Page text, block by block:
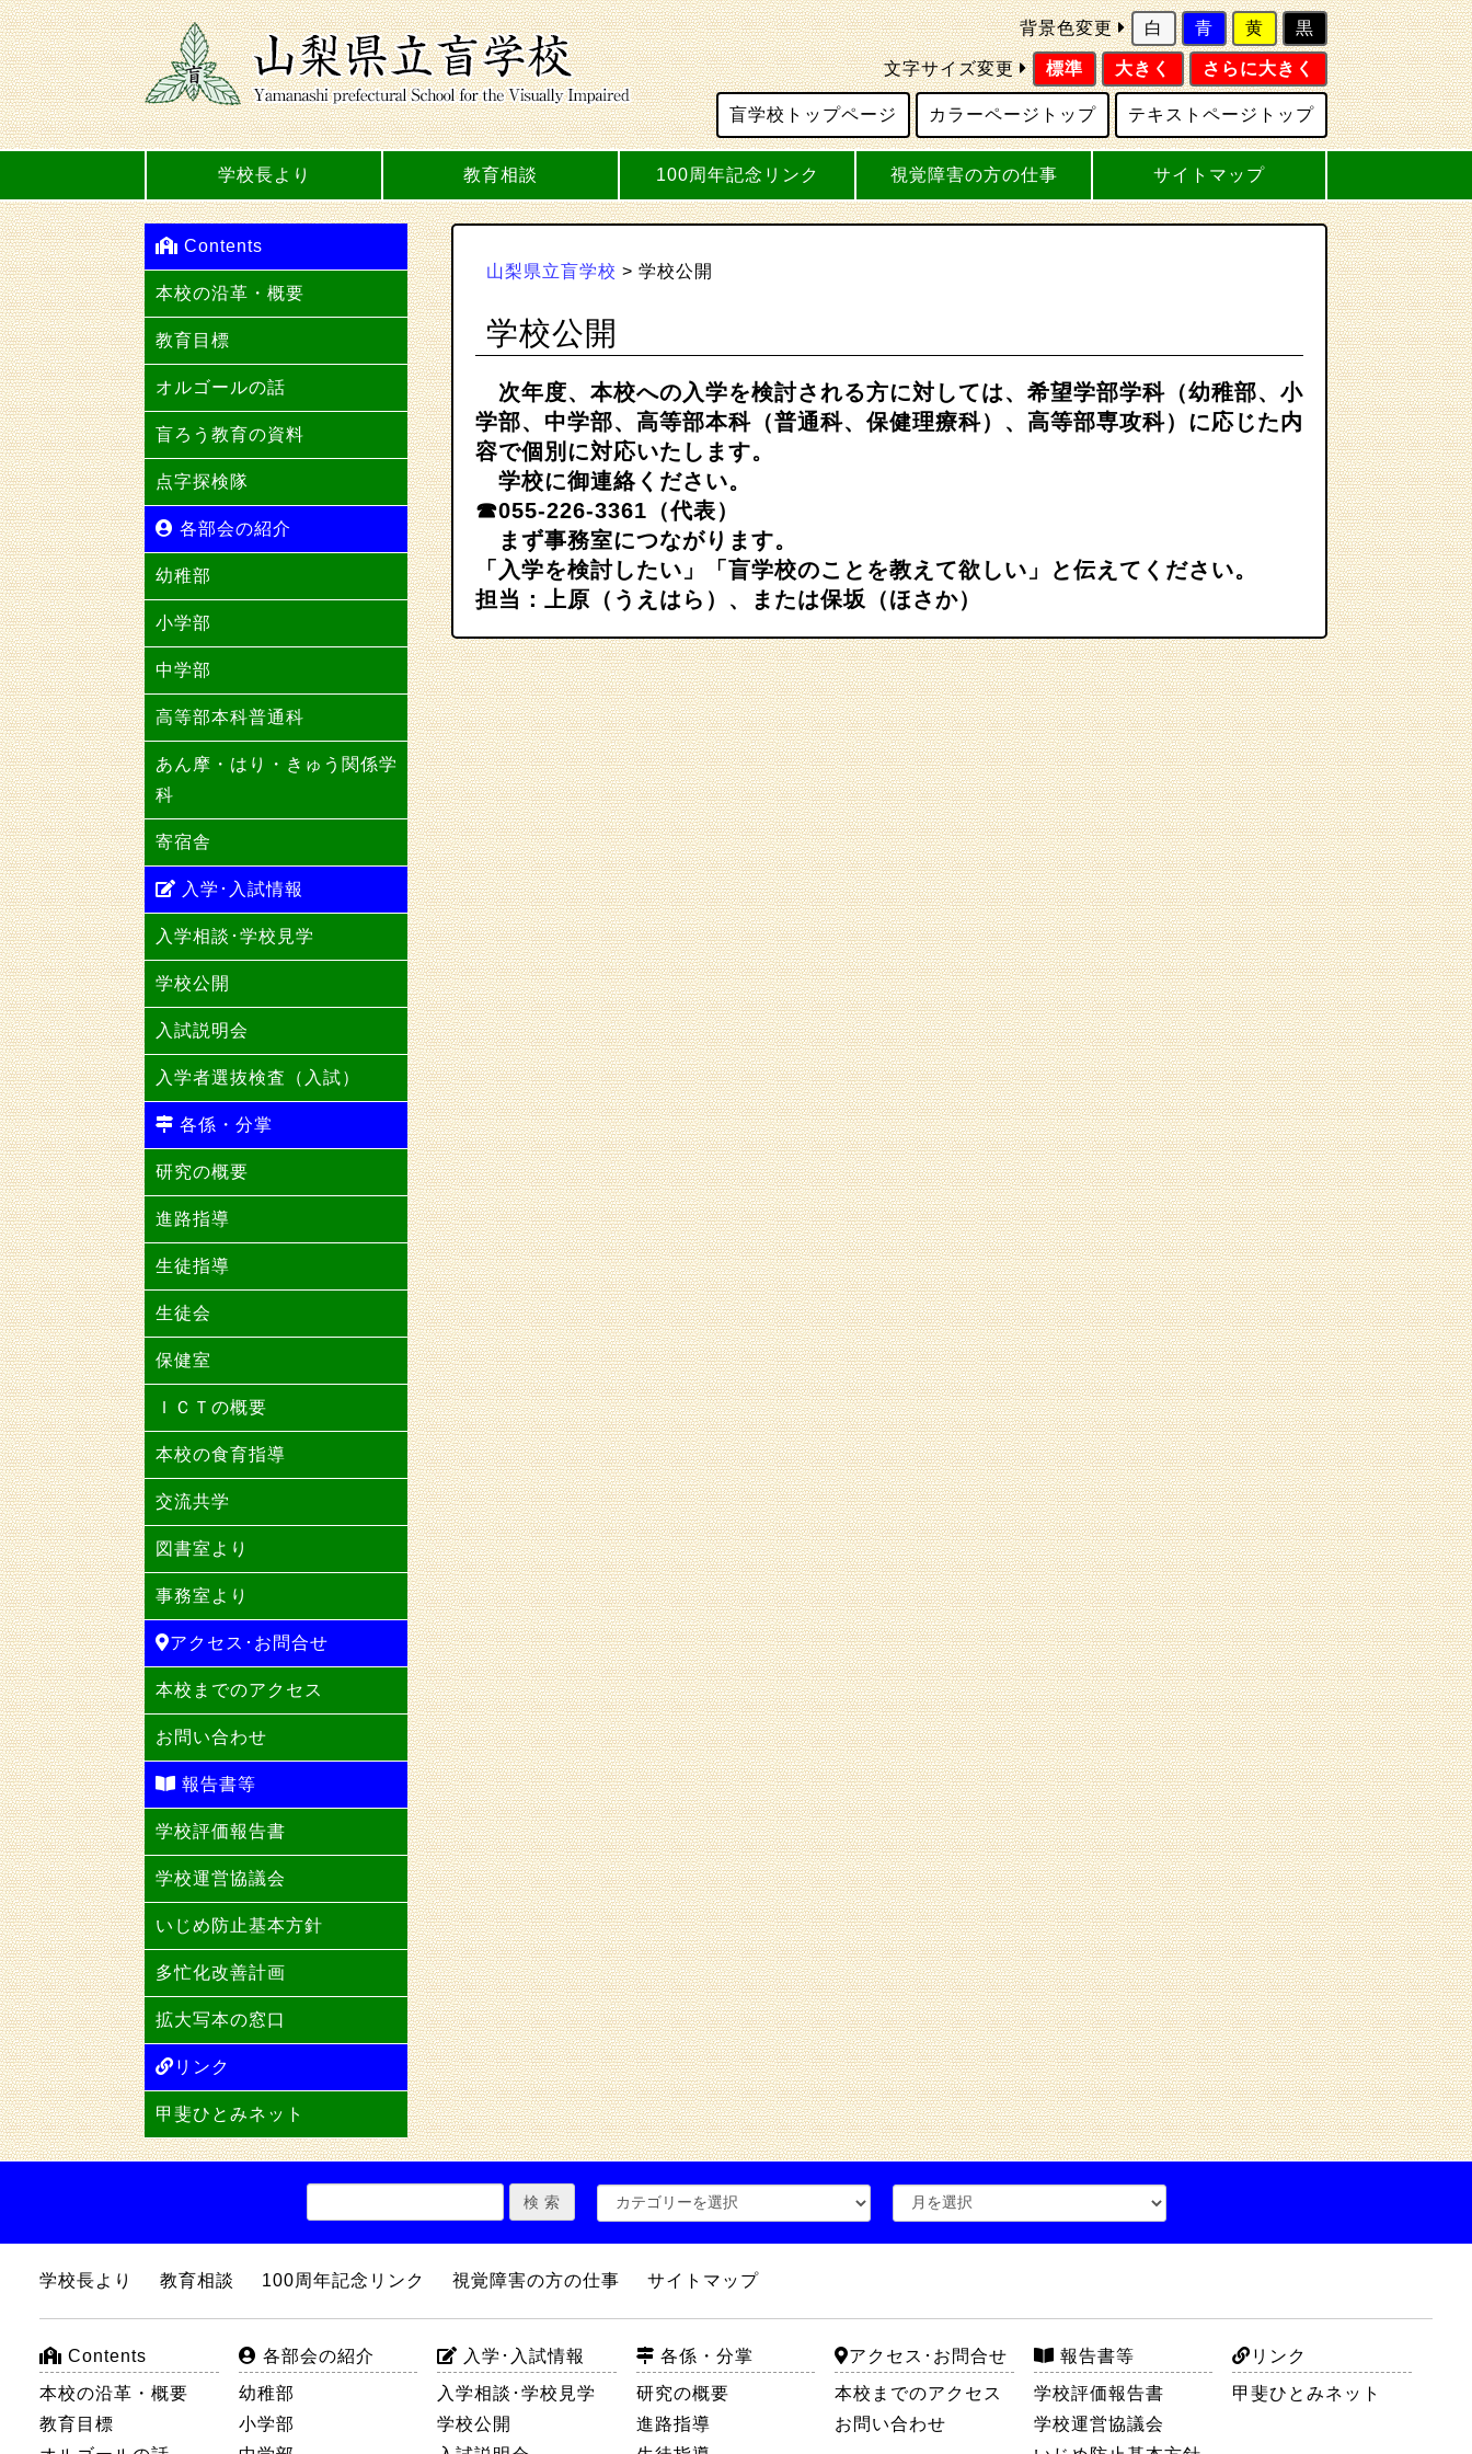
背景色変更 白 青 黄 黒
文字サイズ変更 標準 大きく さらに大きく
盲学校トップページ カラーページトップ テキストページトップ
学校長より 教育相談 100周年記念リンク 視覚障害の方の仕事 サイトマップ
山梨県立盲学校 > 学校公開
学校公開
次年度、本校への入学を検討される方に対しては、希望学部学科（幼稚部、小
学部、中学部、高等部本科（普通科、保健理療科）、高等部専攻科）に応じた内
容で個別に対応いたします。
学校に御連絡ください。
☎055-226-3361（代表）
まず事務室につながります。
「入学を検討したい」「盲学校のことを教えて欲しい」と伝えてください。
担当：上原（うえはら）、または保坂（ほさか）
Contents
本校の沿革・概要
教育目標
オルゴールの話
盲ろう教育の資料
点字探検隊
各部会の紹介
幼稚部
小学部
中学部
高等部本科普通科
あん摩・はり・きゅう関係学
科
寄宿舎
入学･入試情報
入学相談･学校見学
学校公開
入試説明会
入学者選抜検査（入試）
各係・分掌
研究の概要
進路指導
生徒指導
生徒会
保健室
ＩＣＴの概要
本校の食育指導
交流共学
図書室より
事務室より
アクセス･お問合せ
本校までのアクセス
お問い合わせ
報告書等
学校評価報告書
学校運営協議会
いじめ防止基本方針
多忙化改善計画
拡大写本の窓口
リンク
甲斐ひとみネット
学校長より 教育相談 100周年記念リンク 視覚障害の方の仕事 サイトマップ
Contents
本校の沿革・概要
教育目標
各部会の紹介
幼稚部
小学部
入学･入試情報
入学相談･学校見学
学校公開
各係・分掌
研究の概要
進路指導
アクセス･お問合せ
本校までのアクセス
お問い合わせ
報告書等
学校評価報告書
学校運営協議会
リンク
甲斐ひとみネット